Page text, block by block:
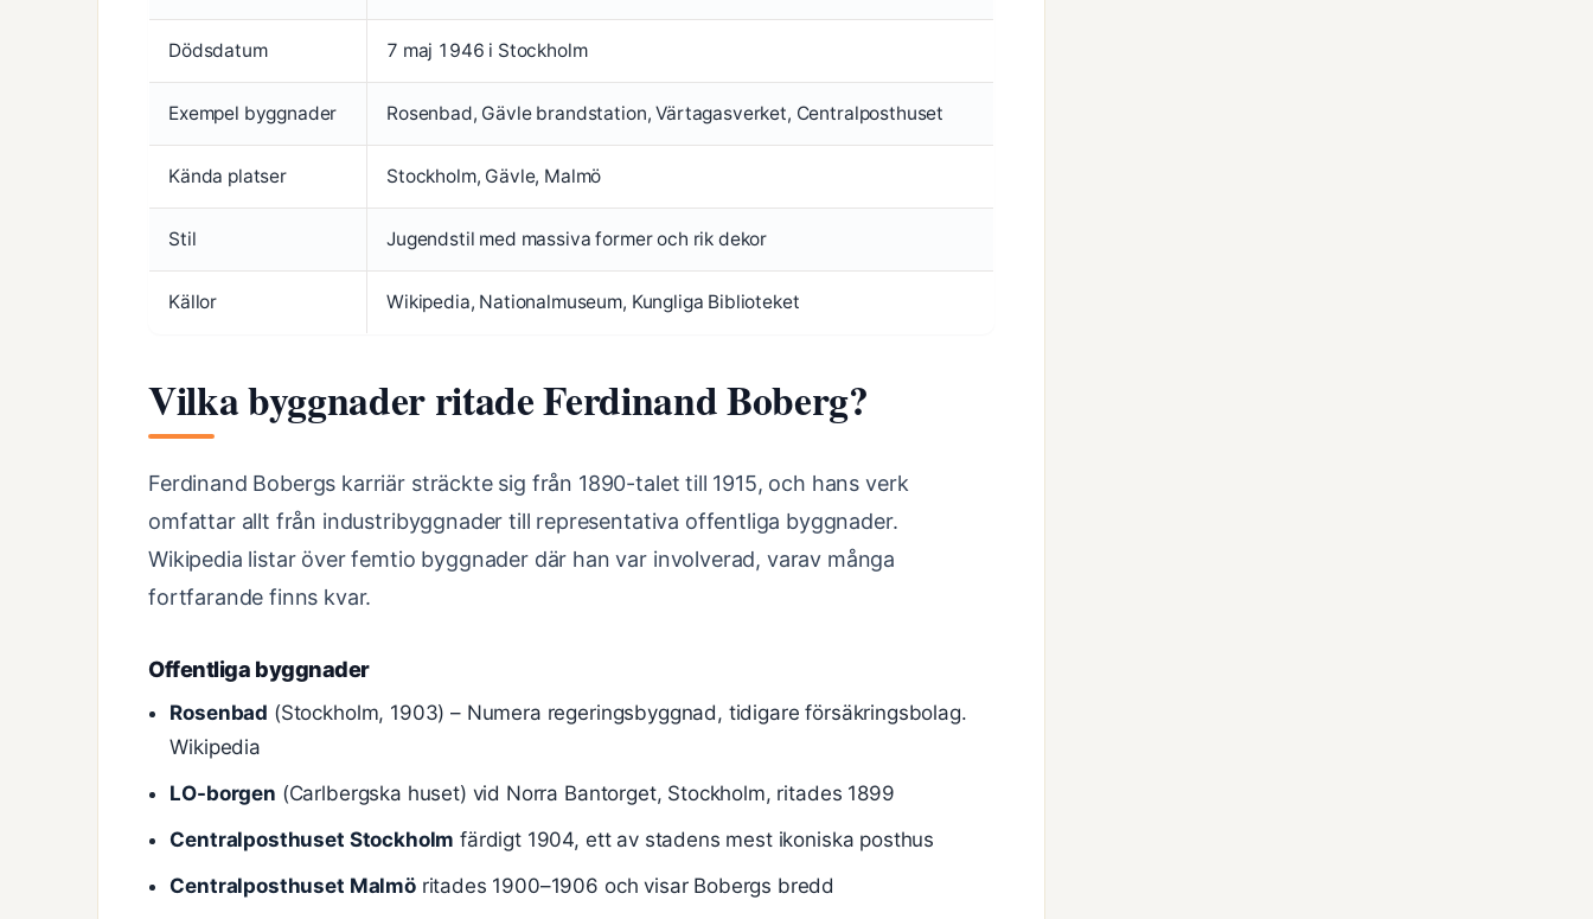
Dödsdatum 7 maj 1946 i Stockholm
Exempel byggnader Rosenbad, Gävle brandstation, Värtagasverket, Centralposthuset
Kända platser Stockholm, Gävle, Malmö
Stil Jugendstil med massiva former och rik dekor
Källor Wikipedia, Nationalmuseum, Kungliga Biblioteket
Vilka byggnader ritade Ferdinand Boberg?
Ferdinand Bobergs karriär sträckte sig från 1890-talet till 1915, och hans verk
omfattar allt från industribyggnader till representativa offentliga byggnader.
Wikipedia listar över femtio byggnader där han var involverad, varav många
fortfarande finns kvar.
Offentliga byggnader
Rosenbad (Stockholm, 1903) – Numera regeringsbyggnad, tidigare försäkringsbolag.
Wikipedia
LO-borgen (Carlbergska huset) vid Norra Bantorget, Stockholm, ritades 1899
Centralposthuset Stockholm färdigt 1904, ett av stadens mest ikoniska posthus
Centralposthuset Malmöritades 1900–1906 och visar Bobergs bredd